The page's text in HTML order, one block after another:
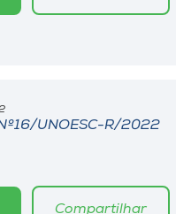
UNOESC-R/2022
Compartilhar